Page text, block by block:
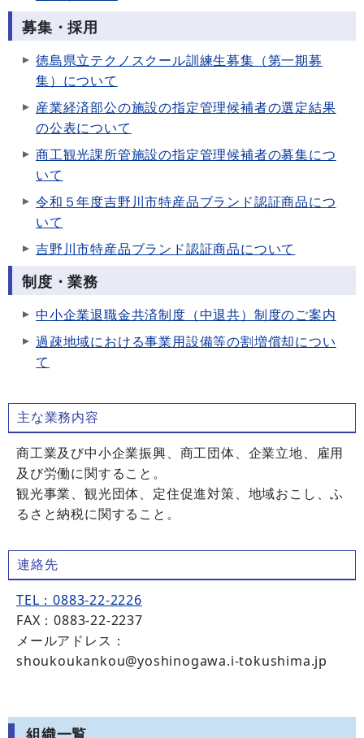
募集・採用
徳島県立テクノスクール訓練生募集（第一期募
集）について
産業経済部公の施設の指定管理候補者の選定結果
の公表について
商工観光課所管施設の指定管理候補者の募集につ
いて
令和５年度吉野川市特産品ブランド認証商品につ
いて
吉野川市特産品ブランド認証商品について
制度・業務
中小企業退職金共済制度（中退共）制度のご案内
過疎地域における事業用設備等の割増償却につい
て
主な業務内容
商工業及び中小企業振興、商工団体、企業立地、雇用
及び労働に関すること。
観光事業、観光団体、定住促進対策、地域おこし、ふ
るさと納税に関すること。
連絡先
TEL：0883-22-2226
FAX：0883-22-2237
メールアドレス：
shoukoukankou@yoshinogawa.i-tokushima.jp
組織一覧